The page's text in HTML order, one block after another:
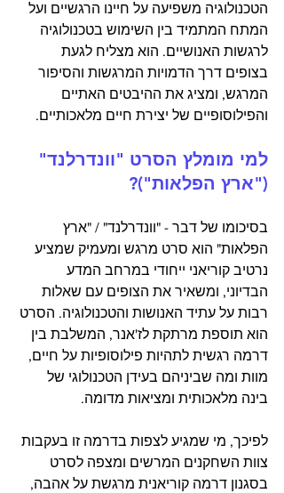
הטכנולוגיה משפיעה על חיינו הרגשיים ועל
המתח המתמיד בין השימוש בטכנולוגיה
לרגשות האנושיים. הוא מצליח לגעת
בצופים דרך הדמויות המרגשות והסיפור
המרגש, ומציג את ההיבטים האתיים
והפילוסופיים של יצירת חיים מלאכותיים.
למי מומלץ הסרט "וונדרלנד"
("ארץ הפלאות")?
בסיכומו של דבר - "וונדרלנד" / "ארץ
הפלאות" הוא סרט מרגש ומעמיק שמציע
נרטיב קוריאני ייחודי במרחב המדע
הבדיוני, ומשאיר את הצופים עם שאלות
רבות על עתיד האנושות והטכנולוגיה. הסרט
הוא תוספת מרתקת לז'אנר, המשלבת בין
דרמה רגשית לתהיות פילוסופיות על חיים,
מוות ומה שביניהם בעידן הטכנולוגי של
בינה מלאכותית ומציאות מדומה.
לפיכך, מי שמגיע לצפות בדרמה זו בעקבות
צוות השחקנים המרשים ומצפה לסרט
בסגנון דרמה קוריאנית מרגשת על אהבה,